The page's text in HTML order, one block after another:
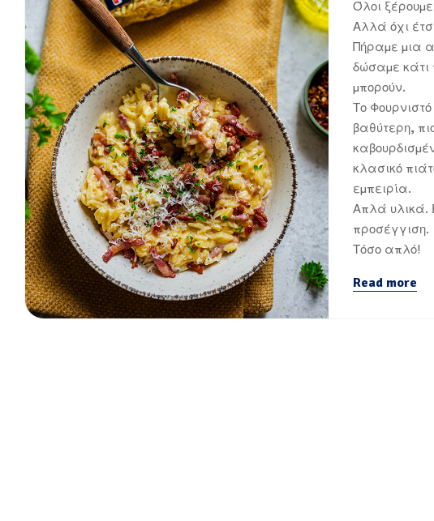
Όλοι
Αλλά όχι
Πήραμε μια
δώσαμε κάτι
μπορούν.
Το
βαθύτερη,
κλασικό
εμπειρία.
Απλά υλικά.
προσέγγιση.
Τόσο απλό!
Read more